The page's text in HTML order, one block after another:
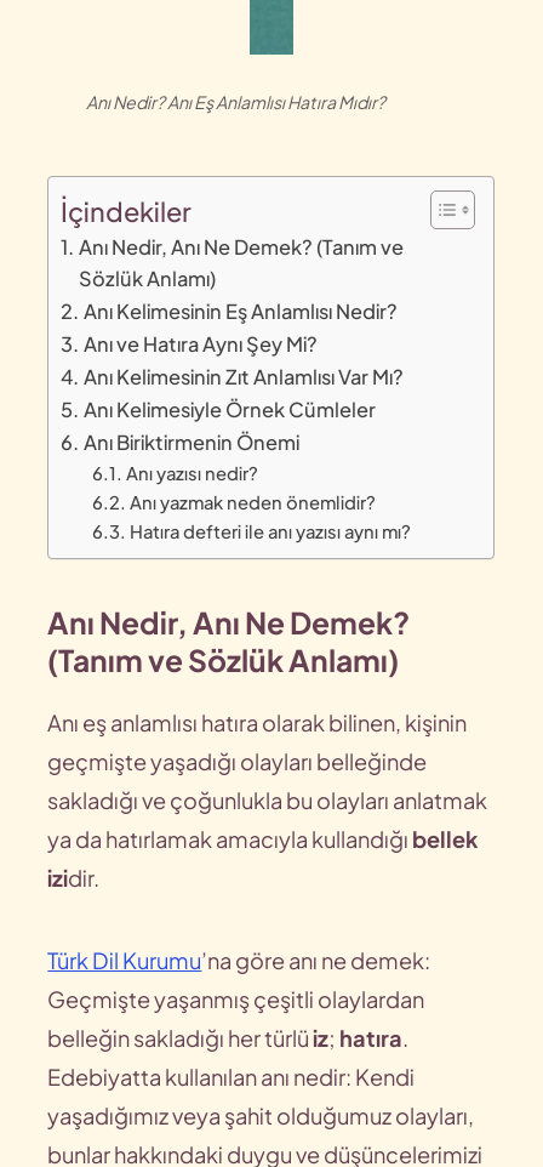
Anı Nedir? Anı Eş Anlamlısı Hatıra Mıdır?
İçindekiler
Anı Nedir, Anı Ne Demek? (Tanım ve
Sözlük Anlamı)
Anı Kelimesinin Eş Anlamlısı Nedir?
Anı ve Hatıra Aynı Şey Mi?
Anı Kelimesinin Zıt Anlamlısı Var Mı?
Anı Kelimesiyle Örnek Cümleler
Anı Biriktirmenin Önemi
Anı yazısı nedir?
Anı yazmak neden önemlidir?
Hatıra defteri ile anı yazısı aynı mı?
Anı Nedir, Anı Ne Demek?
(Tanım ve Sözlük Anlamı)
Anı eş anlamlısı hatıra olarak bilinen, kişinin
geçmişte yaşadığı olayları belleğinde
sakladığı ve çoğunlukla bu olayları anlatmak
ya da hatırlamak amacıyla kullandığı bellek
izidir.
Türk Dil Kurumu’na göre anı ne demek:
Geçmişte yaşanmış çeşitli olaylardan
belleğin sakladığı her türlüiz; hatıra.
Edebiyatta kullanılan anı nedir: Kendi
yaşadığımız veya şahit olduğumuz olayları,
bunlar hakkındaki duygu ve düşüncelerimizi